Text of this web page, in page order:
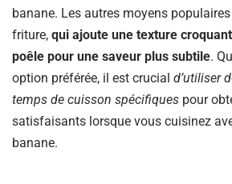
banane. Les autres moyens
friture, qui ajoute une texture
poêle pour une saveur plus subtile.
option préférée, il est crucial d’utiliser
temps de cuisson spécifiques pour
satisfaisants lorsque vous cuisinez
banane.